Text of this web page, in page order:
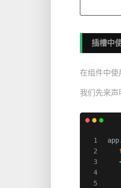
插槽中
在组件中使
我们先来声
app.